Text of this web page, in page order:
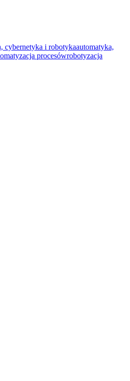
cybernetyka i robotykaautomatyka,
procesówrobotyzacja